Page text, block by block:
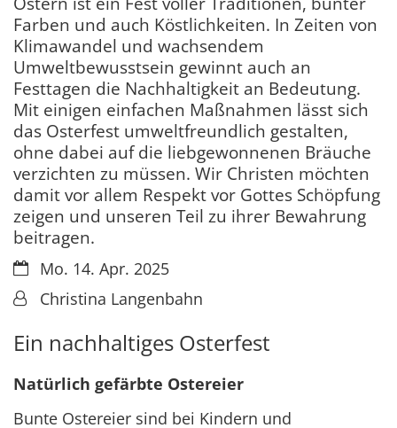
Farben und auch Köstlichkeiten. In Zeiten von
Klimawandel und wachsendem
Umweltbewusstsein gewinnt auch an
Festtagen die Nachhaltigkeit an Bedeutung.
Mit einigen einfachen Maßnahmen lässt sich
das Osterfest umweltfreundlich gestalten,
ohne dabei auf die liebgewonnenen Bräuche
verzichten zu müssen. Wir Christen möchten
damit vor allem Respekt vor Gottes Schöpfung
zeigen und unseren Teil zu ihrer Bewahrung
beitragen.
Datum:Mo. 14. Apr. 2025
Von:Christina Langenbahn
Ein nachhaltiges Osterfest
Natürlich gefärbte Ostereier
Bunte Ostereier sind bei Kindern und